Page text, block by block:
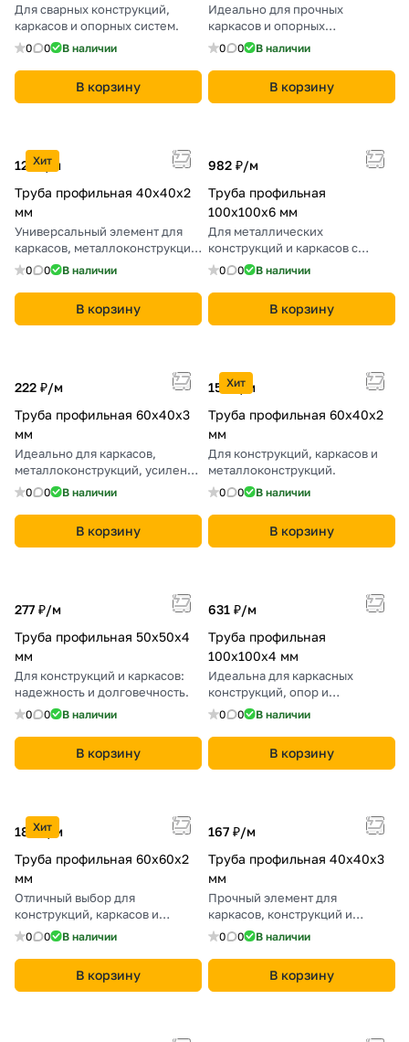
Для сварных конструкций,
каркасов и опорных систем.
0 0 В наличии
В корзину
Идеально для прочных
каркасов и опорных
конструкций в строительстве.
0 0 В наличии
В корзину
Хит
121 ₽/ м
Труба профильная 40х40х2
мм
Универсальный элемент для
каркасов, металлоконструкций
и мебели.
0 0 В наличии
В корзину
982 ₽/м
Труба профильная
100х100х6 мм
Для металлических
конструкций и каркасов с
высокой нагрузкой.
0 0 В наличии
В корзину
222 ₽/м
Труба профильная 60х40х3
мм
Идеально для каркасов,
металлоконструкций, усиления
сооружений.
0 0 В наличии
В корзину
Хит
153 ₽/ м
Труба профильная 60х40х2
мм
Для конструкций, каркасов и
металлоконструкций.
0 0 В наличии
В корзину
277 ₽/м
Труба профильная 50х50х4
мм
Для конструкций и каркасов:
надежность и долговечность.
0 0 В наличии
В корзину
631 ₽/м
Труба профильная
100х100х4 мм
Идеальна для каркасных
конструкций, опор и
металлосборочных работ.
0 0 В наличии
В корзину
Хит
185 ₽/ м
Труба профильная 60х60х2
мм
Отличный выбор для
конструкций, каркасов и
металлоконструкций.
0 0 В наличии
В корзину
167 ₽/м
Труба профильная 40х40х3
мм
Прочный элемент для
каркасов, конструкций и
опорных систем.
0 0 В наличии
В корзину